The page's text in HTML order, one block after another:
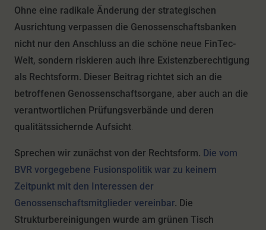
Ohne eine radikale Änderung der strategischen
Ausrichtung verpassen die Genossenschaftsbanken
nicht nur den Anschluss an die schöne neue FinTec-
Welt, sondern riskieren auch ihre Existenzberechtigung
als Rechtsform. Dieser Beitrag richtet sich an die
betroffenen Genossenschaftsorgane, aber auch an die
verantwortlichen Prüfungsverbände und deren
qualitätssichernde Aufsicht.
Sprechen wir zunächst von der Rechtsform. Die vom
BVR vorgegebene Fusionspolitik war zu keinem
Zeitpunkt mit den Interessen der
Genossenschaftsmitglieder vereinbar. Die
Strukturbereinigungen wurde am grünen Tisch